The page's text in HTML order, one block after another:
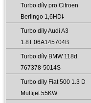
Turbo díly pro Citroen
Berlingo 1‚6HDi̵
Turbo díly Audi A3
1.8T‚06A145704B
Turbo díly BMW 118d‚
767378-5014S
Turbo díly Fiat 500 1.3 D
Multijet 55KW